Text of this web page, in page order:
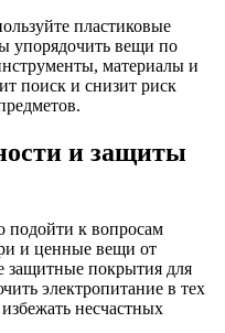
пластиковые
упорядочить вещи по
материалы и
поиск и снизит риск
и защиты
подойти к вопросам
и ценные вещи от
защитные покрытия для
электропитание в тех
несчастных